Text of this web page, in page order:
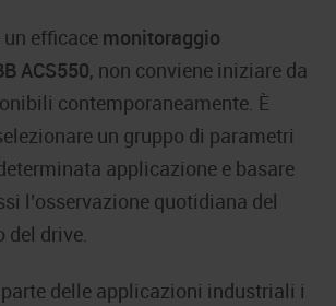
un efficace monitoraggio
ACS550, non conviene iniziare da
contemporaneamente. È
un gruppo di parametri
applicazione e basare
l’osservazione quotidiana del
drive.
delle applicazioni industriali i